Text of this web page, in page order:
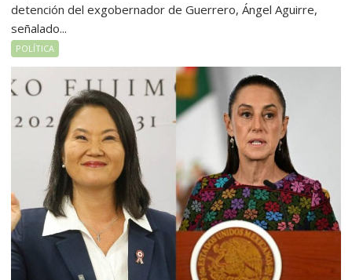
detención del exgobernador de Guerrero, Ángel Aguirre,
señalado...
POLÍTICA